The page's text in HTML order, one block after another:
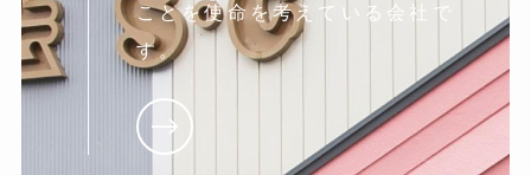
ことを使命を考えている会社で
す。